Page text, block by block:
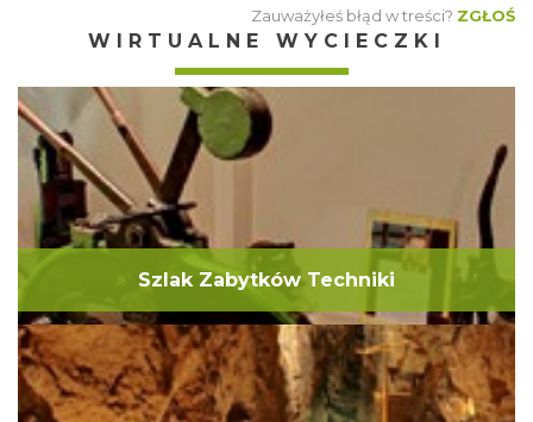
Kreatywnego UNESCO w dziedzinie muzyki. Jest
jeszcze krajowa lista niematerialnego dziedzictwa
kulturowego, na której od 2018 roku znajduje się m.in.
Barbórka oraz tradycje wytwarzania koronki
koniakowskiej. Jedno jest pewne: mamy się czym
chwalić!
Zauważyłeś błąd w treści? ZGŁOŚ
WIRTUALNE WYCIECZKI
Szlak Zabytków Techniki